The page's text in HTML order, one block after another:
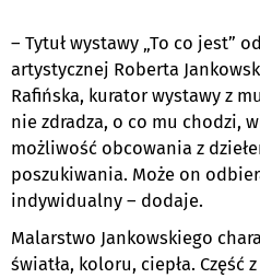
– Tytuł wystawy „To co jest”
artystycznej Roberta
Rafińska, kurator wystawy z
nie zdradza, o co mu chodzi,
możliwość obcowania z
poszukiwania. Może on
indywidualny – dodaje.
Malarstwo Jankowskiego
światła, koloru, ciepła. Część